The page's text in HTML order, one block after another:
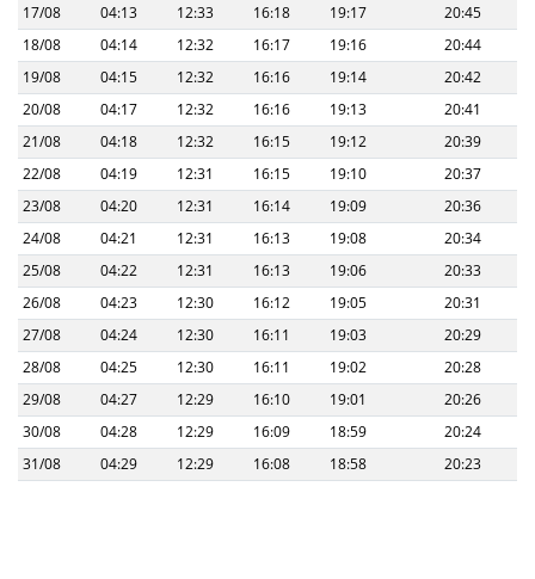
17/08
04:13 12:33 16:18 19:17
20:45
18/08
04:14 12:32 16:17 19:16
20:44
19/08
04:15 12:32 16:16 19:14
20:42
20/08
04:17 12:32 16:16 19:13
20:41
21/08
04:18 12:32 16:15 19:12
20:39
22/08
04:19 12:31 16:15 19:10
20:37
23/08
04:20 12:31 16:14 19:09
20:36
24/08
04:21 12:31 16:13 19:08
20:34
25/08
04:22 12:31 16:13 19:06
20:33
26/08
04:23 12:30 16:12 19:05
20:31
27/08
04:24 12:30 16:11 19:03
20:29
28/08
04:25 12:30 16:11 19:02
20:28
29/08
04:27 12:29 16:10 19:01
20:26
30/08
04:28 12:29 16:09 18:59
20:24
31/08
04:29 12:29 16:08 18:58 20:23